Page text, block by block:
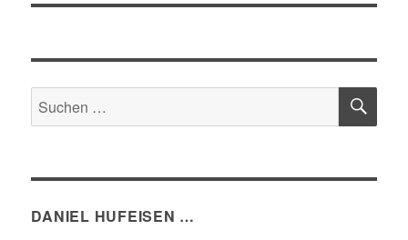
Suchen
nach:
DANIEL HUFEISEN …